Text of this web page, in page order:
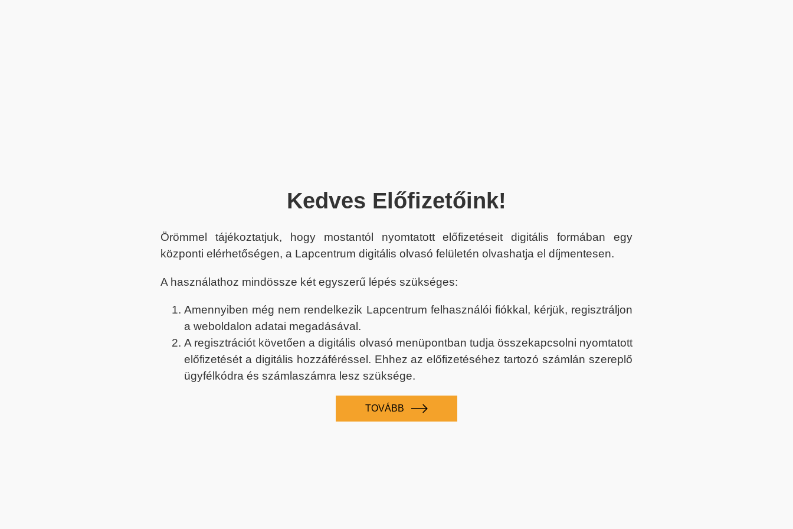
Kedves Előfizetőink!
Örömmel tájékoztatjuk, hogy mostantól nyomtatott előfizetéseit digitális formában egy
központi elérhetőségen, a Lapcentrum digitális olvasó felületén olvashatja el díjmentesen.
A használathoz mindössze két egyszerű lépés szükséges:
Amennyiben még nem rendelkezik Lapcentrum felhasználói fiókkal, kérjük, regisztráljon
a weboldalon adatai megadásával.
A regisztrációt követően a digitális olvasó menüpontban tudja összekapcsolni nyomtatott
előfizetését a digitális hozzáféréssel. Ehhez az előfizetéséhez tartozó számlán szereplő
ügyfélkódra és számlaszámra lesz szüksége.
TOVÁBB